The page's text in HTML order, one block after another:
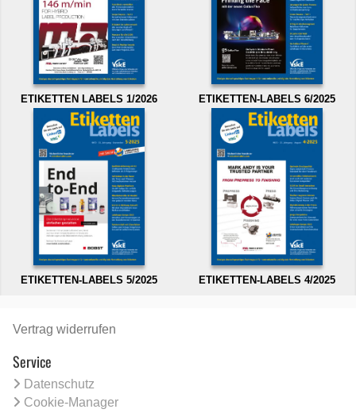
ETIKETTEN LABELS 1/2026 ETIKETTEN-LABELS 6/2025
ETIKETTEN-LABELS 5/2025 ETIKETTEN-LABELS 4/2025
Vertrag widerrufen
Service
Datenschutz
Cookie-Manager